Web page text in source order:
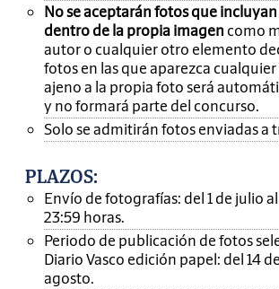
No se aceptarán fotos que
dentro de la propia imagen como
autor o cualquier otro elemento
fotos en las que aparezca
ajeno a la propia foto será
y no formará parte del concurso.
Solo se admitirán fotos enviadas a
PLAZOS:
Envío de fotografías: del 1 de julio
23:59 horas.
Periodo de publicación de fotos
Diario Vasco edición papel: del 14
agosto.